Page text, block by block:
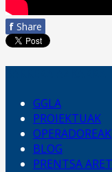
f Share
GGLA
PROIEKTUAK
OPERADOREAK
BLOG
PRENTSA